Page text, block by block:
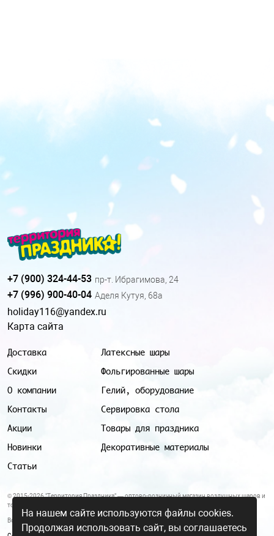
Доставка
Скидки
О компании
Контакты
Акции
Новинки
Статьи
Латексные шары
Фольгированные шары
Гелий, оборудование
Сервировка стола
Товары для праздника
Декоративные материалы
+7 (900) 324-44-53 пр-т. Ибрагимова, 24
+7 (996) 900-40-04 Аделя Кутуя, 68а
holiday116@yandex.ru
Карта сайта
© 2015-2026 "Территория Праздника" — оптово-розничный магазин воздушных шаров и
товаров для праздника.
Все цены и условия, указанные на данном сайте, не являются публичной офертой.
На нашем сайте используются файлы cookies.
Продолжая использовать сайт, вы соглашаетесь